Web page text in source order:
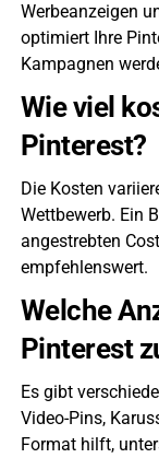
Werbeanzeigen
optimiert Ihre
Kampagnen
Wie viel
Pinterest?
Die Kosten
Wettbewerb. Ein
angestrebten
empfehlenswert.
Welche
Pinterest
Es gibt
Video-Pins,
Format hilft,